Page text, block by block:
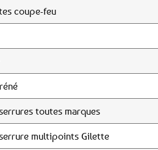
coupe-feu
toutes marques
multipoints Gilette